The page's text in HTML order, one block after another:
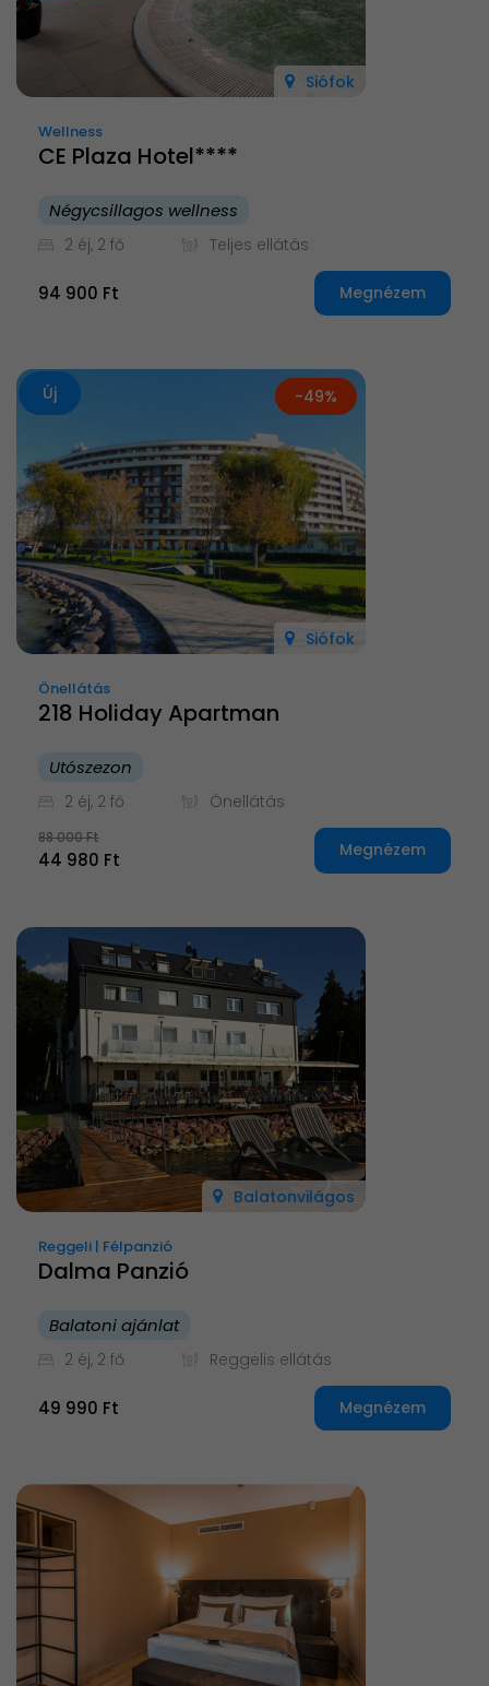
Siófok
Wellness
CE Plaza Hotel****
Négycsillagos wellness
2 éj, 2 fő Teljes ellátás
94 900 Ft Megnézem
Új -49%
Siófok
Önellátás
218 Holiday Apartman
Utószezon
2 éj, 2 fő Önellátás
88 000 Ft
44 980 Ft Megnézem
Balatonvilágos
Reggeli | Félpanzió
Dalma Panzió
Balatoni ajánlat
2 éj, 2 fő Reggelis ellátás
49 990 Ft Megnézem